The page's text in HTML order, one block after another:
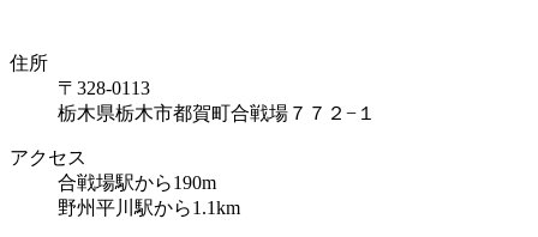
住所
〒328-0113
栃木県栃木市都賀町合戦場７７２−１
アクセス
合戦場駅から190m
野州平川駅から1.1km